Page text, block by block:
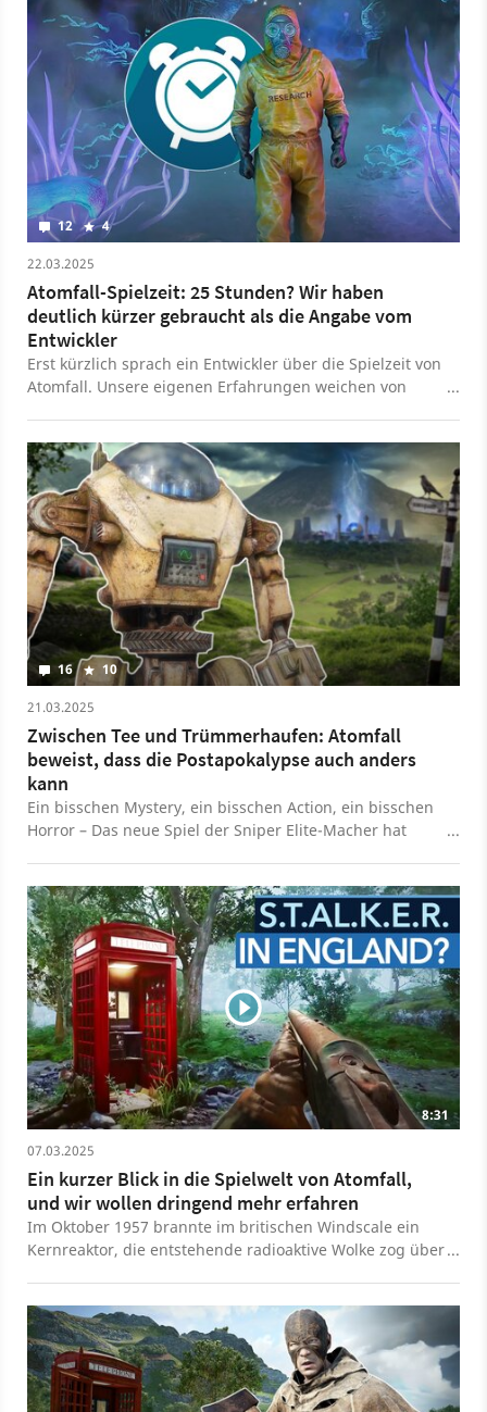
Stalker. Im Test hat sich nun aber herausgestellt -
beides trifft nicht wirklich zu. Denn Atomfall geht trotz
der offensichtlichen Anleihen einen ganz eigenen Weg.
Wie genau der aussieht, wieso der Shooter ein kleines
Highlight ist und wer mit dem besonderen Spiel eher
nichts anfangen kann, zeigen wir euch in unserem
Textvideo.
12 4
22.03.2025
Atomfall-Spielzeit: 25 Stunden? Wir haben
deutlich kürzer gebraucht als die Angabe vom
Entwickler
Erst kürzlich sprach ein Entwickler über die Spielzeit von
Atomfall. Unsere eigenen Erfahrungen weichen von
16 10
21.03.2025
Zwischen Tee und Trümmerhaufen: Atomfall
beweist, dass die Postapokalypse auch anders
kann
Ein bisschen Mystery, ein bisschen Action, ein bisschen
Horror – Das neue Spiel der Sniper Elite-Macher hat
8:31
07.03.2025
Ein kurzer Blick in die Spielwelt von Atomfall,
und wir wollen dringend mehr erfahren
Im Oktober 1957 brannte im britischen Windscale ein
Kernreaktor, die entstehende radioaktive Wolke zog über
dient als Grundlage für das neue Rebellion-Spiel
Atomfall. Das spielt nämlich in einer alternativen
Zeitlinie ein paar Jahre nach dem Windscale-Unfall zeigt,
was passiert wäre, wenn die Katastrophe noch